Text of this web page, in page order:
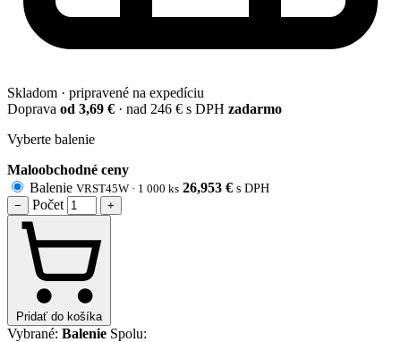
Skladom · pripravené na expedíciu
Doprava od 3,69 € · nad 246 € s DPH zadarmo
Vyberte balenie
Maloobchodné ceny
Balenie VRST45W · 1 000 ks 26,953 € s DPH
−
Počet +
Pridať do košíka
Vybrané: Balenie Spolu: